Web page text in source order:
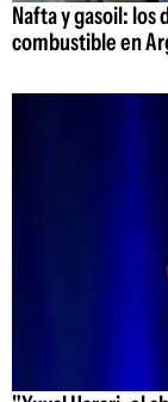
Nafta y gasoil: los
combustible en